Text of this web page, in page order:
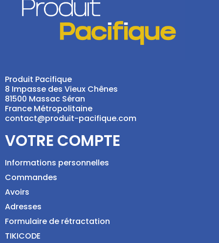
Produit Pacifique
8 Impasse des Vieux Chênes
81500 Massac Séran
France Métropolitaine
contact@produit-pacifique.com
VOTRE COMPTE
Informations personnelles
Commandes
Avoirs
Adresses
Formulaire de rétractation
TIKICODE